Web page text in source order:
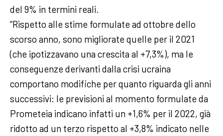
del 9% in termini reali.
“Rispetto alle stime formulate ad ottobre dello
scorso anno, sono migliorate quelle per il 2021
(che ipotizzavano una crescita al +7,3%), ma le
conseguenze derivanti dalla crisi ucraina
comportano modifiche per quanto riguarda gli anni
successivi: le previsioni al momento formulate da
Prometeia indicano infatti un +1,6% per il 2022, già
ridotto ad un terzo rispetto al +3,8% indicato nelle